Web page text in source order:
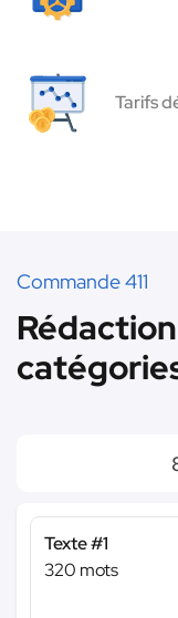
Tarifs
Commande 411
Texte #1
320 mots